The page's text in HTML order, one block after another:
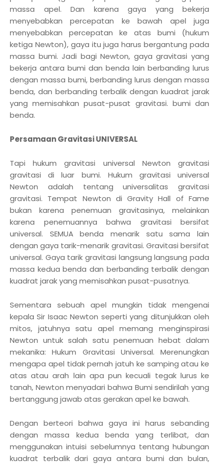
massa apel. Dan karena gaya yang bekerja
menyebabkan percepatan ke bawah apel juga
menyebabkan percepatan ke atas bumi (hukum
ketiga Newton), gaya itu juga harus bergantung pada
massa bumi. Jadi bagi Newton, gaya gravitasi yang
bekerja antara bumi dan benda lain berbanding lurus
dengan massa bumi, berbanding lurus dengan massa
benda, dan berbanding terbalik dengan kuadrat jarak
yang memisahkan pusat-pusat gravitasi. bumi dan
benda.
Persamaan Gravitasi UNIVERSAL
Tapi hukum gravitasi universal Newton gravitasi
gravitasi di luar bumi. Hukum gravitasi universal
Newton adalah tentang universalitas gravitasi
gravitasi. Tempat Newton di Gravity Hall of Fame
bukan karena penemuan gravitasinya, melainkan
karena penemuannya bahwa gravitasi bersifat
universal. SEMUA benda menarik satu sama lain
dengan gaya tarik-menarik gravitasi. Gravitasi bersifat
universal. Gaya tarik gravitasi langsung langsung pada
massa kedua benda dan berbanding terbalik dengan
kuadrat jarak yang memisahkan pusat-pusatnya.
Sementara sebuah apel mungkin tidak mengenai
kepala Sir Isaac Newton seperti yang ditunjukkan oleh
mitos, jatuhnya satu apel memang menginspirasi
Newton untuk salah satu penemuan hebat dalam
mekanika: Hukum Gravitasi Universal. Merenungkan
mengapa apel tidak pernah jatuh ke samping atau ke
atas atau arah lain apa pun kecuali tegak lurus ke
tanah, Newton menyadari bahwa Bumi sendirilah yang
bertanggung jawab atas gerakan apel ke bawah.
Dengan berteori bahwa gaya ini harus sebanding
dengan massa kedua benda yang terlibat, dan
menggunakan intuisi sebelumnya tentang hubungan
kuadrat terbalik dari gaya antara bumi dan bulan,